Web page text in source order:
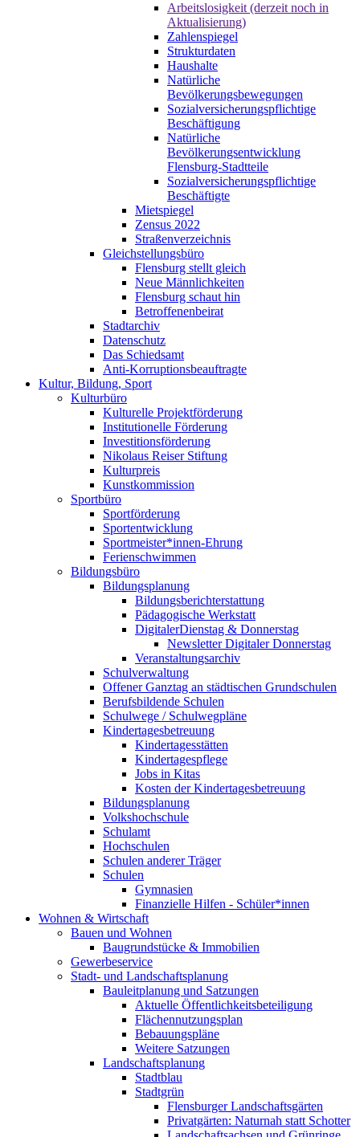
Arbeitslosigkeit (derzeit noch in
Aktualisierung)
Zahlenspiegel
Strukturdaten
Haushalte
Natürliche
Bevölkerungsbewegungen
Sozialversicherungspflichtige
Beschäftigung
Natürliche
Bevölkerungsentwicklung
Flensburg-Stadtteile
Sozialversicherungspflichtige
Beschäftigte
Mietspiegel
Zensus 2022
Straßenverzeichnis
Gleichstellungsbüro
Flensburg stellt gleich
Neue Männlichkeiten
Flensburg schaut hin
Betroffenenbeirat
Stadtarchiv
Datenschutz
Das Schiedsamt
Anti-Korruptionsbeauftragte
Kultur, Bildung, Sport
Kulturbüro
Kulturelle Projektförderung
Institutionelle Förderung
Investitionsförderung
Nikolaus Reiser Stiftung
Kulturpreis
Kunstkommission
Sportbüro
Sportförderung
Sportentwicklung
Sportmeister*innen-Ehrung
Ferienschwimmen
Bildungsbüro
Bildungsplanung
Bildungsberichterstattung
Pädagogische Werkstatt
DigitalerDienstag & Donnerstag
Newsletter Digitaler Donnerstag
Veranstaltungsarchiv
Schulverwaltung
Offener Ganztag an städtischen Grundschulen
Berufsbildende Schulen
Schulwege / Schulwegpläne
Kindertagesbetreuung
Kindertagesstätten
Kindertagespflege
Jobs in Kitas
Kosten der Kindertagesbetreuung
Bildungsplanung
Volkshochschule
Schulamt
Hochschulen
Schulen anderer Träger
Schulen
Gymnasien
Finanzielle Hilfen - Schüler*innen
Wohnen & Wirtschaft
Bauen und Wohnen
Baugrundstücke & Immobilien
Gewerbeservice
Stadt- und Landschaftsplanung
Bauleitplanung und Satzungen
Aktuelle Öffentlichkeitsbeteiligung
Flächennutzungsplan
Bebauungspläne
Weitere Satzungen
Landschaftsplanung
Stadtblau
Stadtgrün
Flensburger Landschaftsgärten
Privatgärten: Naturnah statt Schotter